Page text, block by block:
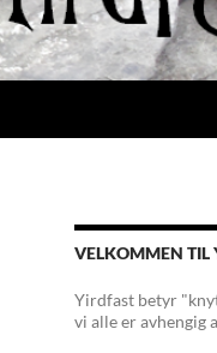
VELKOMMEN TIL
Yirdfast betyr
vi alle er avhengig